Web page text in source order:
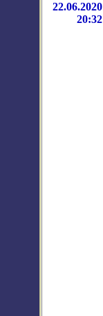
22.06.2020
20:32